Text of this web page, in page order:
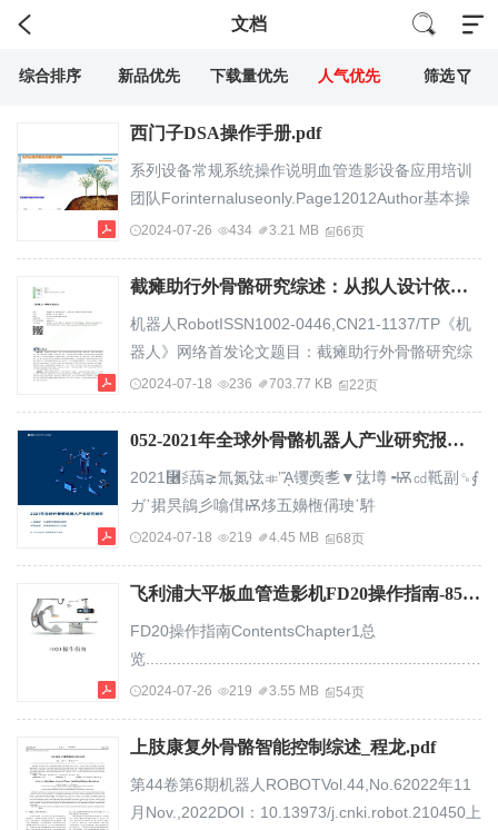
文档
综合排序 新品优先 下载量优先 人气优先 筛选
西门子DSA操作手册.pdf
系列设备常规系统操作说明血管造影设备应用培训
团队Forinternaluseonly.Page12012Author基本操
作：开、关机开启系统：Page21确保现场主开关已
制台上的电源按钮持续0.5秒然后松开，系统开始自
钟）。注意：1消失后方可进行病人检查，若该图标
持续不消失,请重启系统，若问题还未解决请联系
Siemens维修人员2开机过程中主机器有防撞报
2024-07-26 434 3.21 MB 66页
截瘫助行外骨骼研究综述：从拟人设计依据到外骨骼研究现状_陈豫生.pdf
机器人RobotISSN1002-0446,CN21-1137/TP《机
器人》网络首发论文题目：截瘫助行外骨骼研究综
述：从拟人设计依据到外骨骼研究现状作者：陈豫
10.13973/j.cnki.robot.200549收稿日期：2020-12-
张琴，熊蔡华．截瘫助行外骨骼研究综述：从拟人
设计依据到外骨骼研究现状[J/OL]．机器
人.https://doi.org/10.13973/j.cnki.robot.200549网
2024-07-18 236 703.77 KB 22页
052-2021年全球外骨骼机器人产业研究报告 .pdf
2021⿦⋚䕵⪈氚氮㢬⟚‬’ᾌ䦆䯨㐗▼‬㢬壿╺Ѭ㏅䩚副␍⨐
ガ᾽捃昗䳌彡噏傇Ѭ㶴五嬶㮓偁㻀᾽䭽
@CBInsightsᾟ⡯䑞⴨ⴊ㜫►䔢2021⎿孲‬䷭⵫⨐ガ卜
⪛⃱Ҋһ҉㺳㻜⢢䕵Ҋ䲻䭃⿭⃎☳⊷⍸⷇䔢Ὸ⋥‬䷭副␍⨐ガ
㢬⟚‬㏲㢡〆䚚䟶㣳卦㕁偊Ҿ⪈氚氮㢬⟚‬䟶㫴ㅧ⋦廩
19ᾈ倜Ѭ⋨㢞庚㞡ὲ䬿╡䯱㎦㢬⟚‬Ѭ副⪑ᾬ䯱㎦具㕂
ℍ⅏㐖␑...
2024-07-18 219 4.45 MB 68页
飞利浦大平板血管造影机FD20操作指南-8512e9ecdd3383c4bb4cd2b7.pdf
FD20操作指南ContentsChapter1总
览
一、检查
床旁模
X...
2024-07-26 219 3.55 MB 54页
上肢康复外骨骼智能控制综述_程龙.pdf
第44卷第6期机器人ROBOTVol.44,No.62022年11
月Nov.,2022DOI：10.13973/j.cnki.robot.210450上